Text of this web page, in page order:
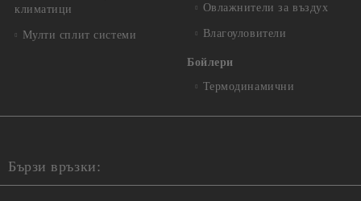
климатици
Мулти сплит системи
Овлажнители за въздух
Влагоуловители
Бойлери
Термодинамични
Бързи връзки: